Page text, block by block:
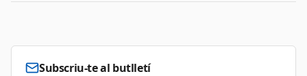
Subscriu-te al butlletí